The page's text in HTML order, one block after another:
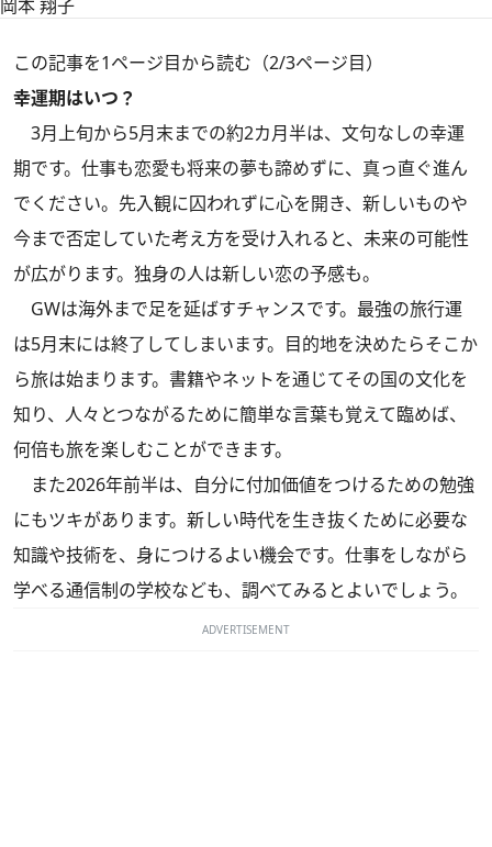
岡本 翔子
この記事を1ページ目から読む（2/3ページ目）
幸運期はいつ？
3月上旬から5月末までの約2カ月半は、文句なしの幸運
期です。仕事も恋愛も将来の夢も諦めずに、真っ直ぐ進ん
でください。先入観に囚われずに心を開き、新しいものや
今まで否定していた考え方を受け入れると、未来の可能性
が広がります。独身の人は新しい恋の予感も。
GWは海外まで足を延ばすチャンスです。最強の旅行運
は5月末には終了してしまいます。目的地を決めたらそこか
ら旅は始まります。書籍やネットを通じてその国の文化を
知り、人々とつながるために簡単な言葉も覚えて臨めば、
何倍も旅を楽しむことができます。
また2026年前半は、自分に付加価値をつけるための勉強
にもツキがあります。新しい時代を生き抜くために必要な
知識や技術を、身につけるよい機会です。仕事をしながら
学べる通信制の学校なども、調べてみるとよいでしょう。
ADVERTISEMENT